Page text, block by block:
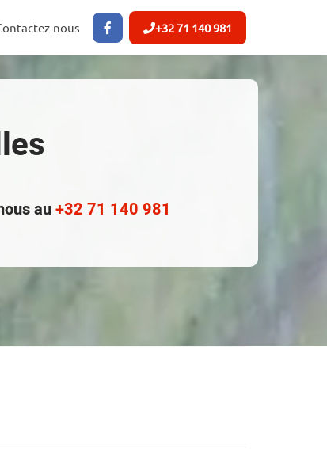
nous +32 71 140 981
au+32 71 140 981